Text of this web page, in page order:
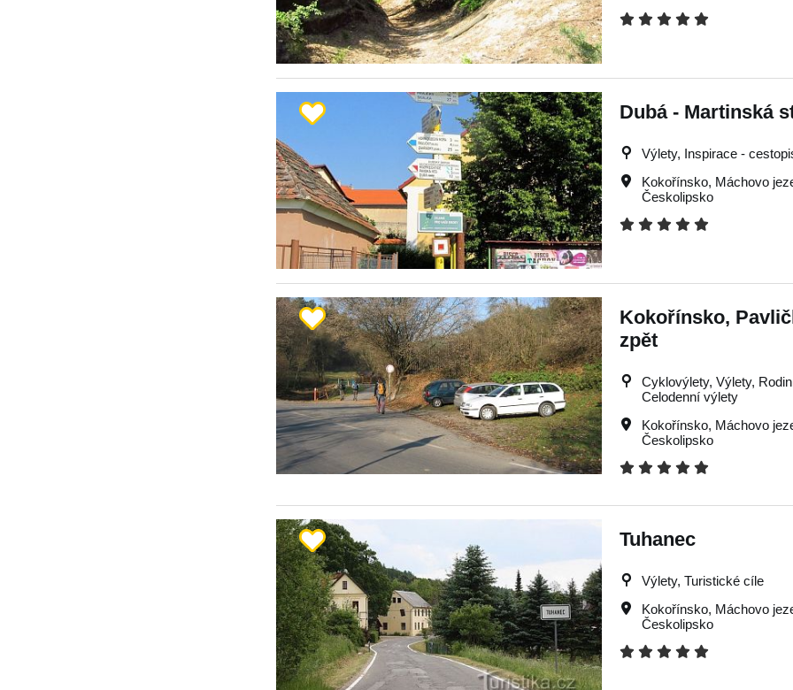
Dubá - Martinská
Výlety, Inspirace -
Kokořínsko, Máchovo
Českolipsko
Kokořínsko,
zpět
Cyklovýlety, Výlety,
Celodenní výlety
Kokořínsko, Máchovo
Českolipsko
Tuhanec
Výlety, Turistické cíle
Kokořínsko, Máchovo
Českolipsko